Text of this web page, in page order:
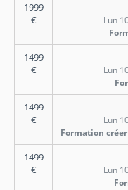
1999
€
Lun
1499
€
Lun
1499
€
Lun
Formation
1499
€
Lun